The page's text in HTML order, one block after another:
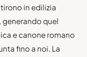
in edilizia
quel
e canone romano
fino a noi. La